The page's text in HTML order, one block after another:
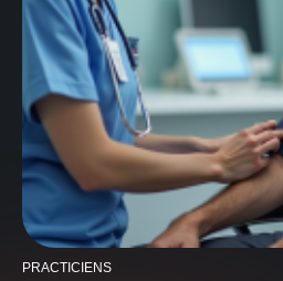
PRACTICIENS